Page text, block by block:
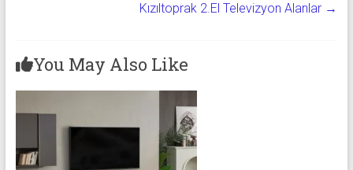
Kızıltoprak 2.El Televizyon Alanlar →
You May Also Like